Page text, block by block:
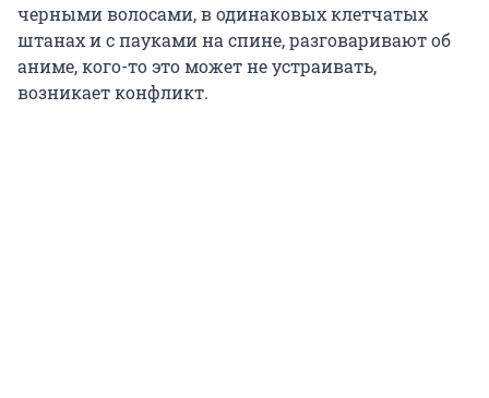
черными волосами, в одинаковых клетчатых
штанах и с пауками на спине, разговаривают об
аниме, кого-то это может не устраивать,
возникает конфликт.